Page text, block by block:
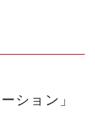
ション」